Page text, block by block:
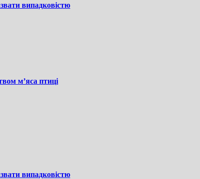
випадковістю
м’яса птиці
випадковістю